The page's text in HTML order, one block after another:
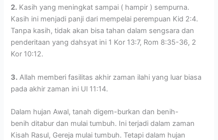
2. Kasih yang meningkat sampai ( hampir ) sempurna.
Kasih ini menjadi panji dari mempelai perempuan Kid 2:4.
Tanpa kasih, tidak akan bisa tahan dalam sengsara dan
penderitaan yang dahsyat ini 1 Kor 13:7, Rom 8:35-36, 2
Kor 10:12.
3. Allah memberi fasilitas akhir zaman ilahi yang luar biasa
pada akhir zaman ini Ul 11:14.
Dalam hujan Awal, tanah digem-burkan dan benih-
benih ditabur dan mulai tumbuh. Ini terjadi dalam zaman
Kisah Rasul, Gereja mulai tumbuh. Tetapi dalam hujan